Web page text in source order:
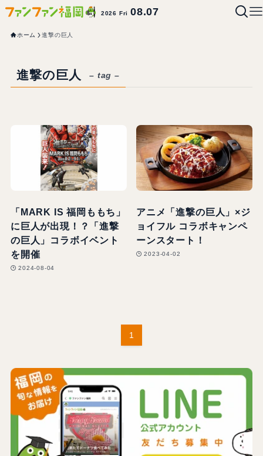
2026 Fri08.07
ホーム 進撃の巨人
進撃の巨人 – tag –
「MARK IS 福岡ももち」
に巨人が出現！？「進撃
の巨人」コラボイベント
を開催
2024-08-04
アニメ「進撃の巨人」×ジ
ョイフル コラボキャンペ
ーンスタート！
2023-04-02
1